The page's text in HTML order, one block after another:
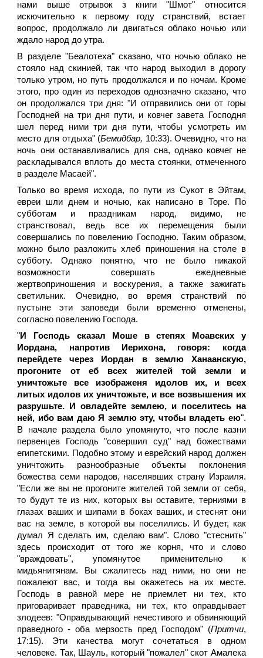
нами выше отрывок з книги "Шмот" относится
искючительно к первому году странствий, встает
вопрос, продолжало ли двигаться облако ночью или
ждало народ до утра.
В разделе "Беалотеха" сказано, что ночью облако не
стояло над скинией, так что народ выходил в дорогу
только утром, но путь продолжался и по ночам. Кроме
этого, про один из переходов однозначно сказано, что
он продолжался три дня: "И отправились они от горы
Господней на три дня пути, и ковчег завета Господня
шел перед ними три дня пути, чтобы усмотреть им
место для отдыха" (Бемидбар, 10:33). Очевидно, что на
ночь они останавливались для сна, однако ковчег не
раскладывался вплоть до места стоянки, отмеченного
в разделе Масаей".
Только во время исхода, по пути из Сукот в Эйтам,
евреи шли днем и ночью, как написано в Торе. По
субботам и праздникам народ, видимо, не
странствовал, ведь все их перемещения были
совершались по повелению Господню. Таким образом,
можно было разложить хлеб приношения на столе в
субботу. Однако понятно, что не было никакой
возможности совершать ежедневные
жертвоприношения и воскурения, а также зажигать
светильник. Очевидно, во время странствий по
пустыне эти заповеди были временно отменены,
согласно повелению Господа.
"И Господь сказал Моше в степях Моавских у
Иордана, напротив Иерихона, говоря: когда
перейдете через Иордан в землю Ханаанскую,
прогоните от еб всех жителей той земли и
уничтожьте все изображеня идолов их, и всех
литых идолов их уничтожьте, и все возвышения их
разрушьте. И овладейте землею, и поселитесь на
ней, ибо вам даю Я землю эту, чтобы владеть ею".
В начале раздела было упомянуто, что после казни
первенцев Господь "совершил суд" над божествами
египетскими. Подобно этому и еврейский народ должен
уничтожить разнообразные объекты поклонения
божества семи народов, населявших страну Израиля.
"Если же вы не прогоните жителей той земли от себя,
то будут те из них, которых вы оставите, терниями в
глазах ваших и шипами в боках ваших, и стеснят они
вас на земле, в которой вы поселились. И будет, как
думал Я сделать им, сделаю вам". Слово "стеснить"
здесь происходит от того же корня, что и слово
"враждовать", упомянутое применительно к
мидьянитянам. Вы сжалитесь над ними, но они не
пожалеют вас, и тогда вы окажетесь на их месте.
Господь в равной мере не приемлет ни тех, кто
приговаривает праведника, ни тех, кто оправдывает
злодеев: "Оправдывающий нечестивого и обвиняющий
праведного - оба мерзость пред Господом" (Притчи,
17:15). Эти качества могут сочетаться в одном
человеке. Так, Шауль, который "пожалел" скот Амалека